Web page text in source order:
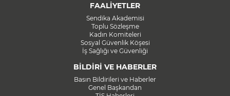
FAALİYETLER
Sendika Akademisi
Toplu Sözleşme
Kadın Komiteleri
Sosyal Güvenlik Köşesi
İş Sağlığı ve Güvenliği
BİLDİRİ VE HABERLER
Basın Bildirileri ve Haberler
Genel Başkandan